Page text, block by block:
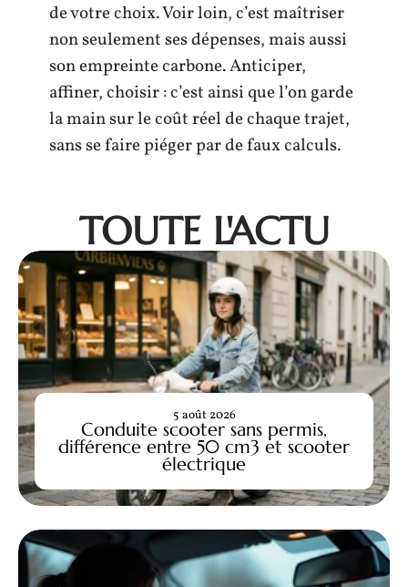
de votre choix. Voir loin, c’est maîtriser
non seulement ses dépenses, mais aussi
son empreinte carbone. Anticiper,
affiner, choisir : c’est ainsi que l’on garde
la main sur le coût réel de chaque trajet,
sans se faire piéger par de faux calculs.
TOUTE L'ACTU
Conduite scooter sans permis,
différence entre 50 cm3 et scooter
électrique
5 août 2026